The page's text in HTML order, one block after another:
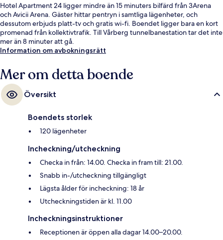
Hotel Apartment 24 ligger mindre än 15 minuters bilfärd från 3Arena
och Avicii Arena. Gäster hittar pentryn i samtliga lägenheter, och
dessutom erbjuds platt-tv och gratis wi-fi. Boendet ligger bara en kort
promenad från kollektivtrafik. Till Vårberg tunnelbanestation tar det inte
mer än 8 minuter att gå.
Information om avbokningsrätt
Mer om detta boende
Översikt
Boendets storlek
120 lägenheter
Incheckning/utcheckning
Checka in från: 14.00. Checka in fram till: 21.00.
Snabb in-/utcheckning tillgängligt
Lägsta ålder för incheckning: 18 år
Utcheckningstiden är kl. 11.00
Incheckningsinstruktioner
Receptionen är öppen alla dagar 14.00–20.00.